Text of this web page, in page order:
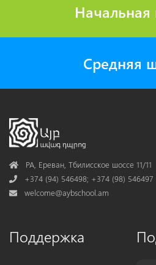
Средняя
AddressРА, Ереван, Тбилисское шоссе 11/11
Phone+374 (94) 546498; +374 (98) 546497
Mail
welcome@aybschool.am
Поддержка